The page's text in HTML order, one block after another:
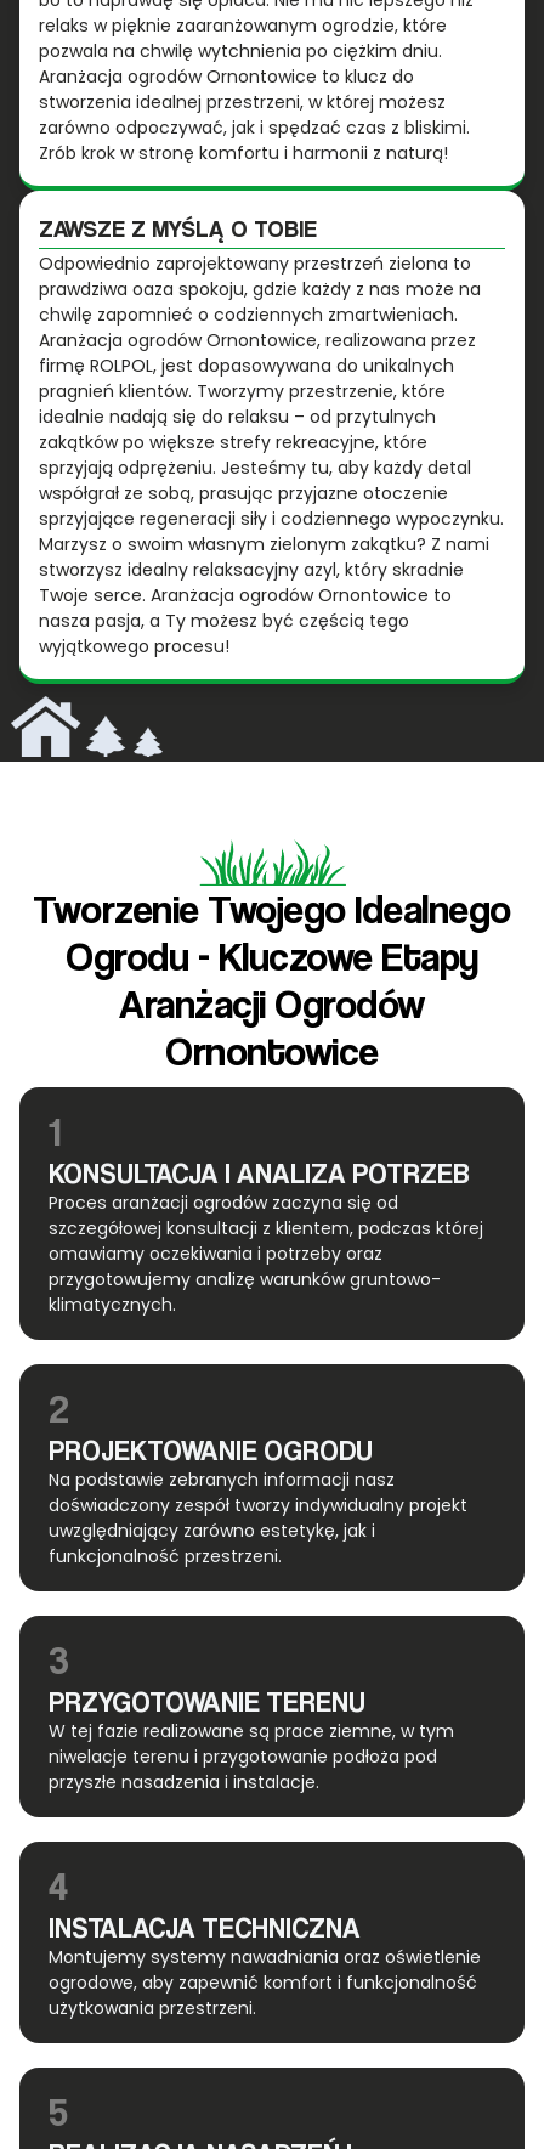
relaks w pięknie zaaranżowanym ogrodzie, które
pozwala na chwilę wytchnienia po ciężkim dniu.
Aranżacja ogrodów Ornontowice to klucz do
stworzenia idealnej przestrzeni, w której możesz
zarówno odpoczywać, jak i spędzać czas z bliskimi.
Zrób krok w stronę komfortu i harmonii z naturą!
ZAWSZE Z MYŚLĄ O TOBIE
Odpowiednio zaprojektowany przestrzeń zielona to
prawdziwa oaza spokoju, gdzie każdy z nas może na
chwilę zapomnieć o codziennych zmartwieniach.
Aranżacja ogrodów Ornontowice, realizowana przez
firmę ROLPOL, jest dopasowywana do unikalnych
pragnień klientów. Tworzymy przestrzenie, które
idealnie nadają się do relaksu – od przytulnych
zakątków po większe strefy rekreacyjne, które
sprzyjają odprężeniu. Jesteśmy tu, aby każdy detal
współgrał ze sobą, prasując przyjazne otoczenie
sprzyjające regeneracji siły i codziennego wypoczynku.
Marzysz o swoim własnym zielonym zakątku? Z nami
stworzysz idealny relaksacyjny azyl, który skradnie
Twoje serce. Aranżacja ogrodów Ornontowice to
nasza pasja, a Ty możesz być częścią tego
wyjątkowego procesu!
Tworzenie Twojego Idealnego
Ogrodu - Kluczowe Etapy
Aranżacji Ogrodów
Ornontowice
1
KONSULTACJA I ANALIZA POTRZEB
Proces aranżacji ogrodów zaczyna się od
szczegółowej konsultacji z klientem, podczas której
omawiamy oczekiwania i potrzeby oraz
przygotowujemy analizę warunków gruntowo-
klimatycznych.
2
PROJEKTOWANIE OGRODU
Na podstawie zebranych informacji nasz
doświadczony zespół tworzy indywidualny projekt
uwzględniający zarówno estetykę, jak i
funkcjonalność przestrzeni.
3
PRZYGOTOWANIE TERENU
W tej fazie realizowane są prace ziemne, w tym
niwelacje terenu i przygotowanie podłoża pod
przyszłe nasadzenia i instalacje.
4
INSTALACJA TECHNICZNA
Montujemy systemy nawadniania oraz oświetlenie
ogrodowe, aby zapewnić komfort i funkcjonalność
użytkowania przestrzeni.
5